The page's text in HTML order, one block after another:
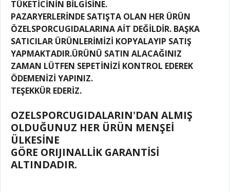
TÜKETİCİNİN BİLGİSİNE.
PAZARYERLERİNDE SATIŞTA OLAN HER ÜRÜN
ÖZELSPORCUGIDALARINA AİT DEĞİLDİR. BAŞKA
SATICILAR ÜRÜNLERİMİZİ KOPYALAYIP SATIŞ
YAPMAKTADIR.ÜRÜNÜ SATIN ALACAĞINIZ
ZAMAN LÜTFEN SEPETİNİZİ KONTROL EDEREK
ÖDEMENİZİ YAPINIZ.
TEŞEKKÜR EDERİZ.
OZELSPORCUGIDALARIN'DAN ALMIŞ
OLDUĞUNUZ HER ÜRÜN MENŞEİ
ÜLKESİNE
GÖRE ORIJINALLİK GARANTİSİ
ALTINDADIR.